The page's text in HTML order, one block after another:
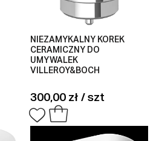
NIEZAMYKALNY KOREK
CERAMICZNY DO
UMYWALEK
VILLEROY&BOCH
300,00 zł / szt